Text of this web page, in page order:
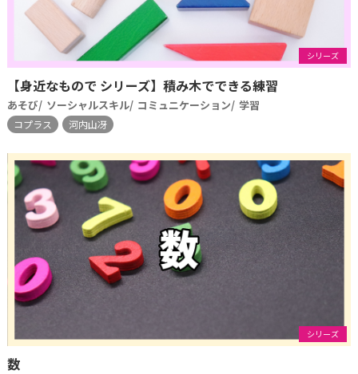
シリーズ
【身近なもので シリーズ】積み木でできる練習
あそび ソーシャルスキル コミュニケーション 学習
コプラス 河内山冴
シリーズ
数